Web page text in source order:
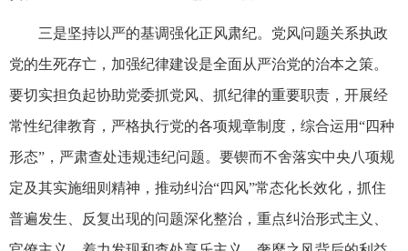
三是坚持以严的基调强化正风肃纪。党风问题关系执政
党的生死存亡，加强纪律建设是全面从严治党的治本之策。
要切实担负起协助党委抓党风、抓纪律的重要职责，开展经
常性纪律教育，严格执行党的各项规章制度，综合运用“四种
形态”，严肃查处违规违纪问题。要锲而不舍落实中央八项规
定及其实施细则精神，推动纠治“四风”常态化长效化，抓住
普遍发生、反复出现的问题深化整治，重点纠治形式主义、